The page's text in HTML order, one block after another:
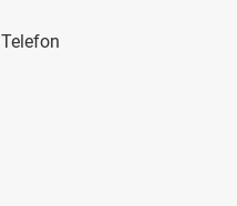
Telefon